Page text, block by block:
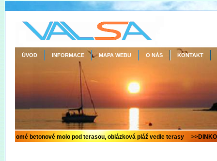
ÚVOD INFORMACE MAPA WEBU O NÁS KONTAKT